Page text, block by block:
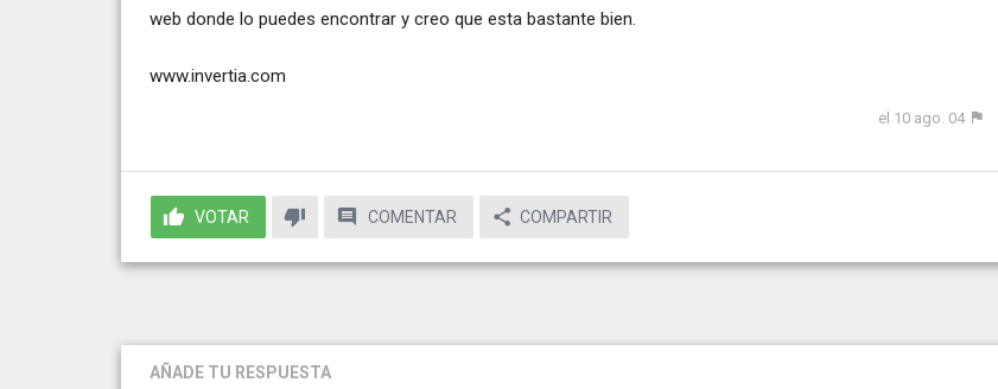
web donde lo puedes encontrar y creo que esta bastante bien.
www.invertia.com
el 10 ago. 04
VOTAR COMENTAR COMPARTIR
AÑADE TU RESPUESTA